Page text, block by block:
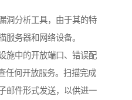
洞分析工具，由于其的特
服务器和网络设备。
施中的开放端口、错误配
任何开放服务。扫描完成
邮件形式发送，以供进一